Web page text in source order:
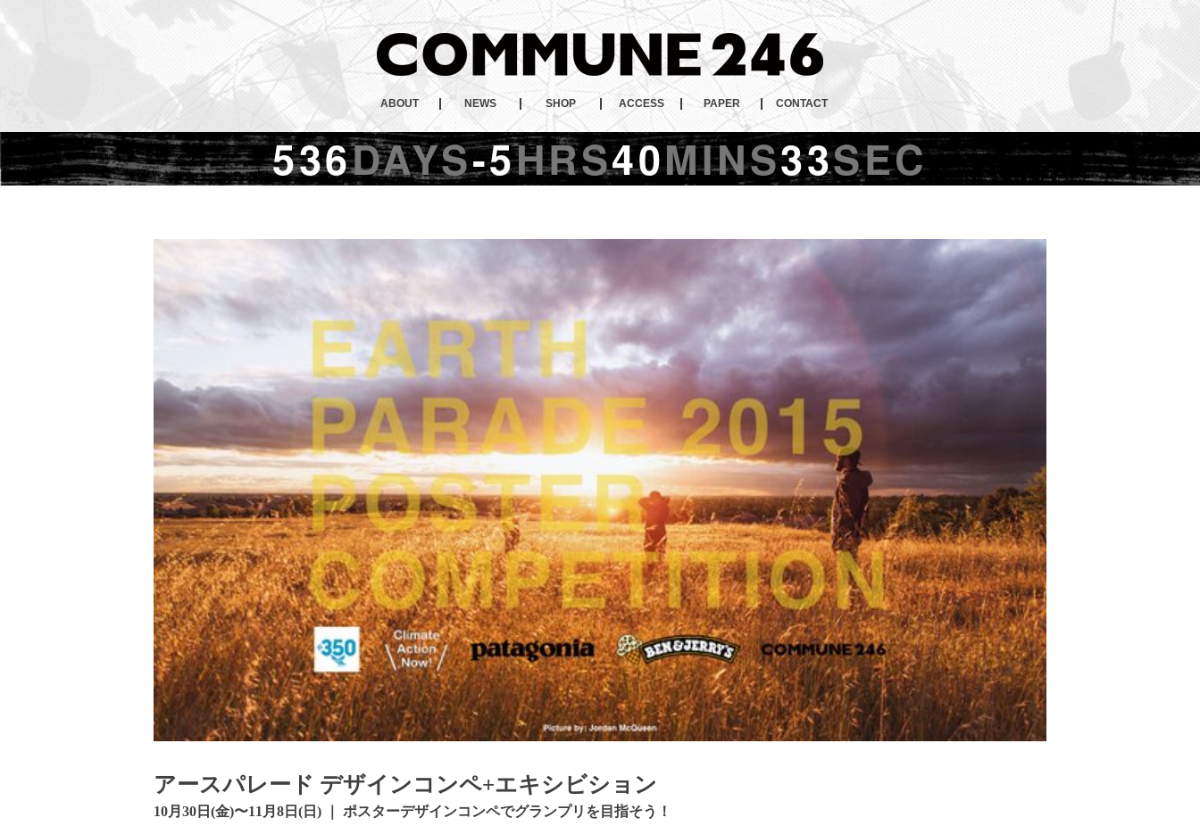
ABOUT NEWS SHOP ACCESS PAPER CONTACT
536DAYS-5HRS40MINS34SEC
アースパレード デザインコンペ+エキシビション
10月30日(金)〜11月8日(日) ｜ ポスターデザインコンペでグランプリを目指そう！